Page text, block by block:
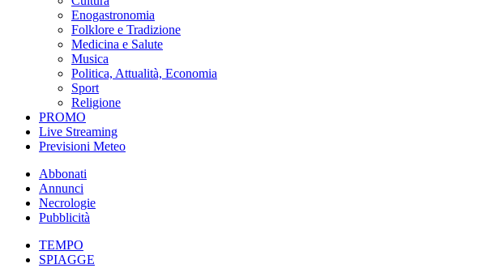
Enogastronomia
Folklore e Tradizione
Medicina e Salute
Musica
Politica, Attualità, Economia
Sport
Religione
PROMO
Live Streaming
Previsioni Meteo
Abbonati
Annunci
Necrologie
Pubblicità
TEMPO
SPIAGGE